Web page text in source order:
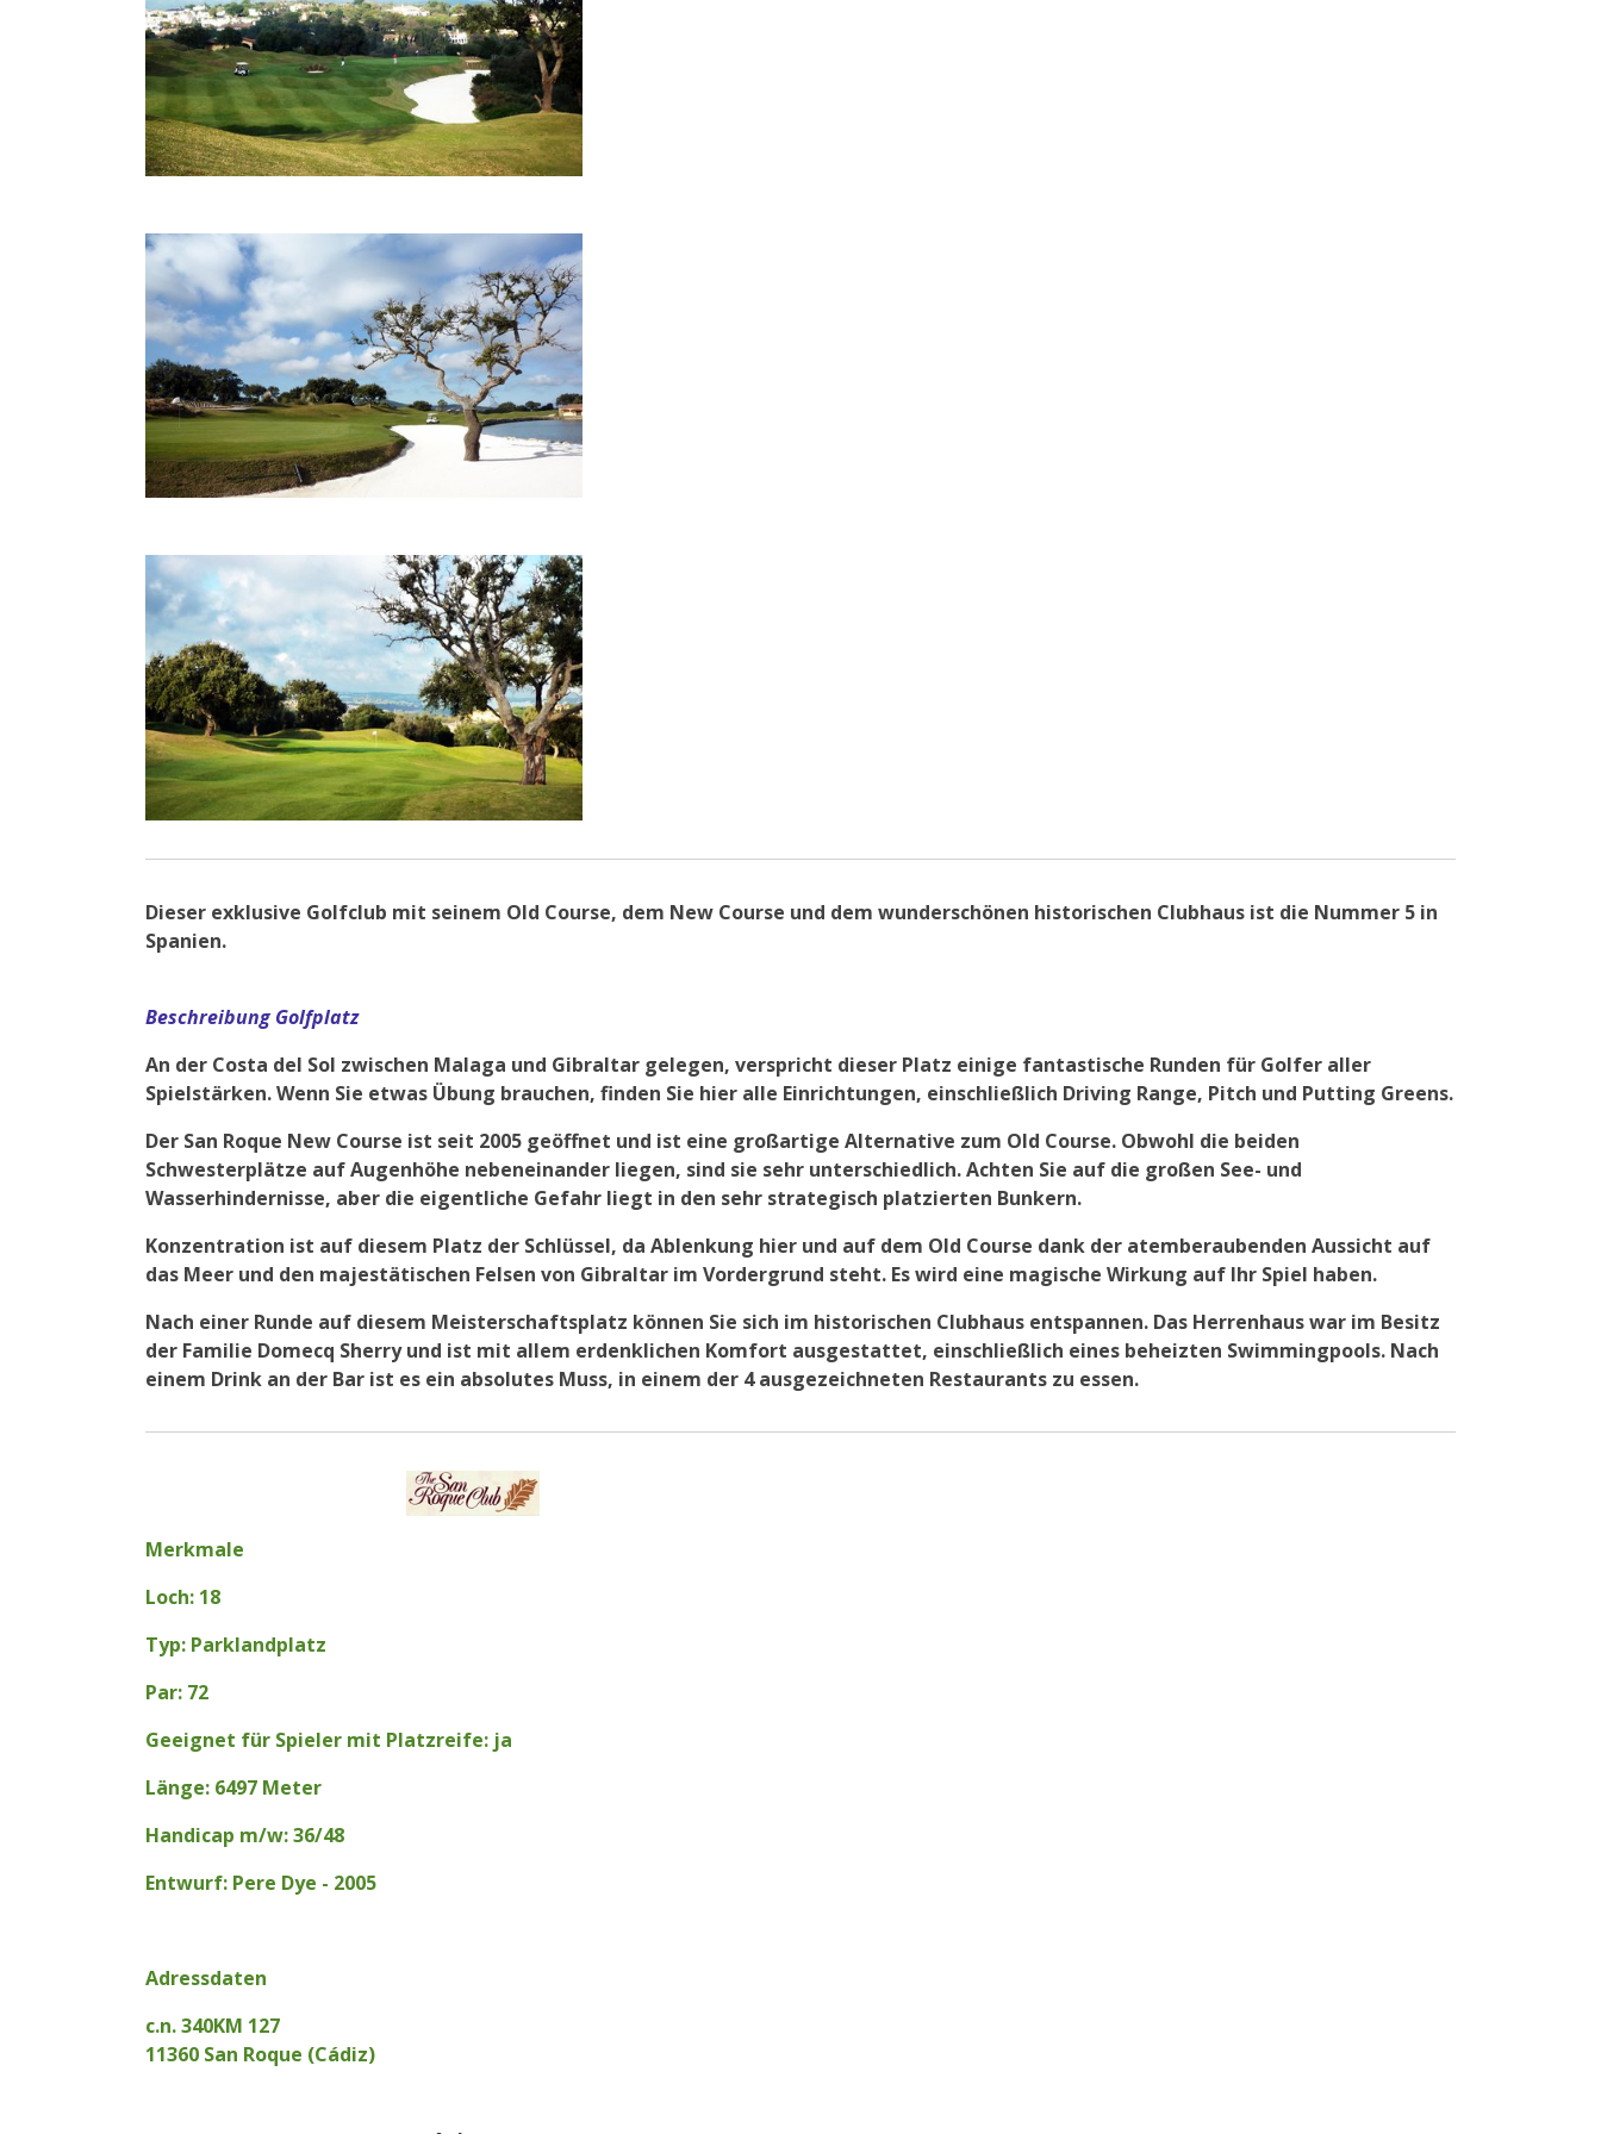
Dieser exklusive Golfclub mit seinem Old Course, dem New Course und dem wunderschönen historischen Clubhaus ist die Nummer 5 in
Spanien.
Beschreibung Golfplatz
An der Costa del Sol zwischen Malaga und Gibraltar gelegen, verspricht dieser Platz einige fantastische Runden für Golfer aller
Spielstärken. Wenn Sie etwas Übung brauchen, finden Sie hier alle Einrichtungen, einschließlich Driving Range, Pitch und Putting Greens.
Der San Roque New Course ist seit 2005 geöffnet und ist eine großartige Alternative zum Old Course. Obwohl die beiden
Schwesterplätze auf Augenhöhe nebeneinander liegen, sind sie sehr unterschiedlich. Achten Sie auf die großen See- und
Wasserhindernisse, aber die eigentliche Gefahr liegt in den sehr strategisch platzierten Bunkern.
Konzentration ist auf diesem Platz der Schlüssel, da Ablenkung hier und auf dem Old Course dank der atemberaubenden Aussicht auf
das Meer und den majestätischen Felsen von Gibraltar im Vordergrund steht. Es wird eine magische Wirkung auf Ihr Spiel haben.
Nach einer Runde auf diesem Meisterschaftsplatz können Sie sich im historischen Clubhaus entspannen. Das Herrenhaus war im Besitz
der Familie Domecq Sherry und ist mit allem erdenklichen Komfort ausgestattet, einschließlich eines beheizten Swimmingpools. Nach
einem Drink an der Bar ist es ein absolutes Muss, in einem der 4 ausgezeichneten Restaurants zu essen.
Merkmale
Loch: 18
Typ: Parklandplatz
Par: 72
Geeignet für Spieler mit Platzreife: ja
Länge: 6497 Meter
Handicap m/w: 36/48
Entwurf: Pere Dye - 2005
Adressdaten
c.n. 340KM 127
11360 San Roque (Cádiz)